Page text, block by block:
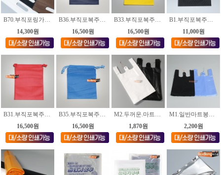
14,300원
16,500원
16,500원
11,000원
16,500원
16,500원
1,870원
2,200원